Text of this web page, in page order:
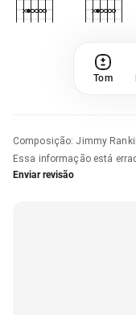
Tom
Composição: Jimmy
Essa informação está
Enviar revisão